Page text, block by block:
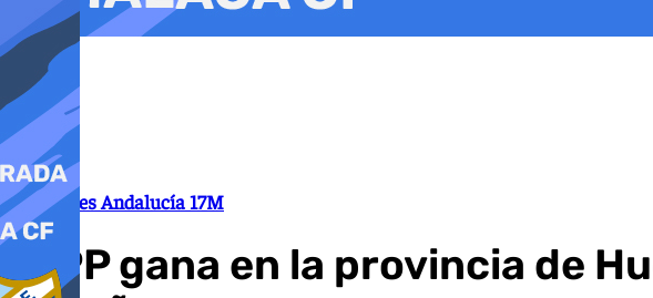
Elecciones Andalucía 17M
El PP gana en la provincia de